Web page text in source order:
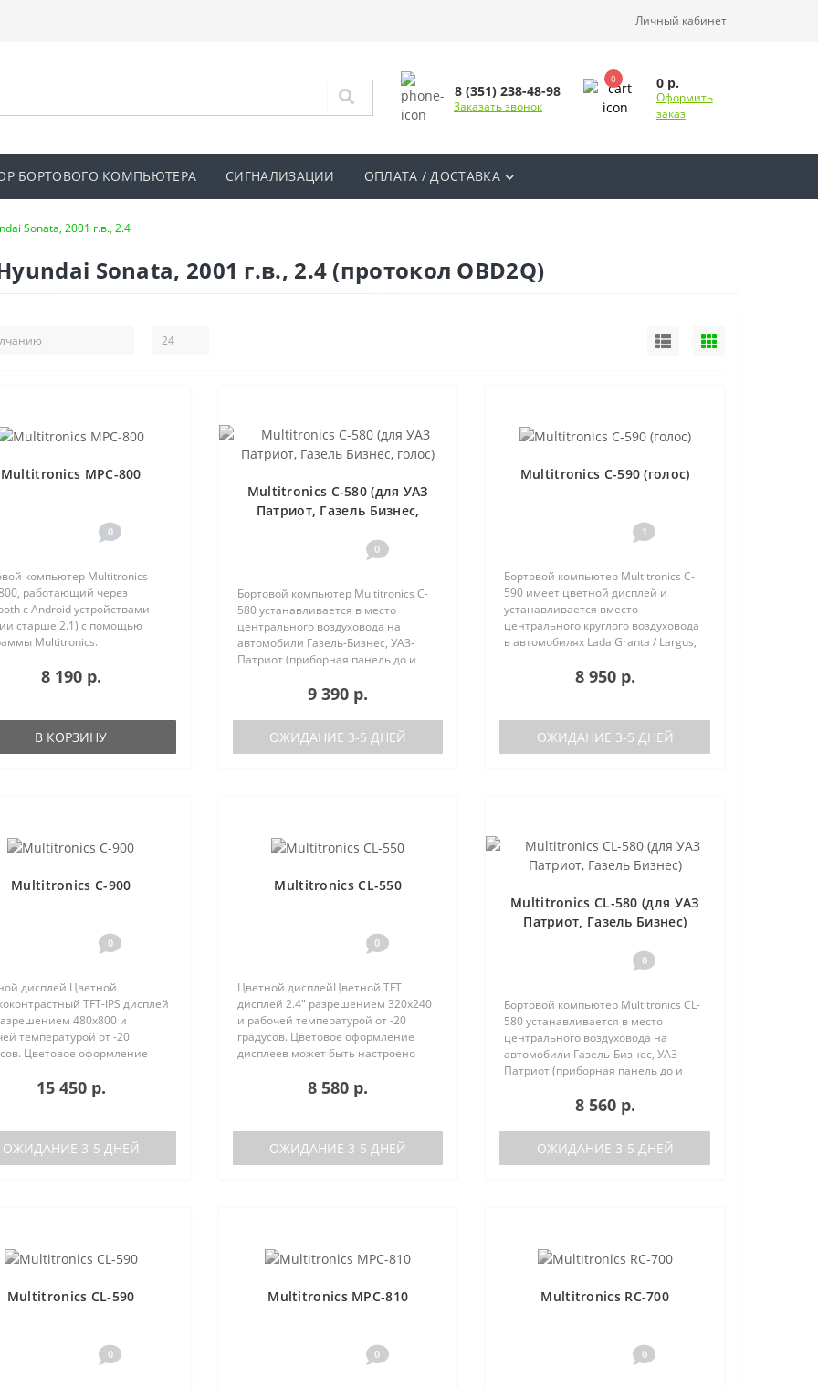
Личный кабинет
8 (351) 238-48-98
Заказать звонок
0 0 р.
Оформить
заказ
БОРТОВОГО КОМПЬЮТЕРА СИГНАЛИЗАЦИИ ОПЛАТА / ДОСТАВКА
Sonata, 2001 г.в., 2.4
Sonata, 2001 г.в., 2.4 (протокол OBD2Q)
Multitronics MPC-800
0
компьютер Multitronics
работающий через
с Android устройствами
старше 2.1) с помощью
Multitronics.
с диагностическими
Автономная работа..
8 190 р.
В КОРЗИНУ
Multitronics C-580 (для УАЗ
Патриот, Газель Бизнес,
0
Бортовой компьютер Multitronics C-
580 устанавливается в место
центрального воздуховода на
автомобили Газель-Бизнес, УАЗ-
Патриот (приборная панель до и
характеристики Голосовое
оповещение Поддержка двух баков
(подключ..
9 390 р.
ОЖИДАНИЕ 3-5 ДНЕЙ
Multitronics C-590 (голос)
1
Бортовой компьютер Multitronics C-
590 имеет цветной дисплей и
устанавливается вместо
центрального круглого воздуховода
в автомобилях Lada Granta / Largus,
Nissan Almera, на место
центральной вставки панели
8 950 р.
ОЖИДАНИЕ 3-5 ДНЕЙ
Multitronics C-900
0
дисплей Цветной
TFT-IPS дисплей
480х800 и
температурой от -20
Цветовое оформление
индивидуально (по
15 450 р.
ОЖИДАНИЕ 3-5 ДНЕЙ
Multitronics CL-550
0
Цветной дисплейЦветной TFT
дисплей 2.4" разрешением 320х240
и рабочей температурой от -20
градусов. Цветовое оформление
дисплеев может быть настроено
RGB каналам). Четыре
предустановленные цветовые
8 580 р.
ОЖИДАНИЕ 3-5 ДНЕЙ
Multitronics CL-580 (для УАЗ
Патриот, Газель Бизнес)
0
Бортовой компьютер Multitronics CL-
580 устанавливается в место
центрального воздуховода на
автомобили Газель-Бизнес, УАЗ-
Патриот (приборная панель до и
характеристики Поддержка двух
баков (подключается к двум
датчикам..
8 560 р.
ОЖИДАНИЕ 3-5 ДНЕЙ
Multitronics CL-590
0
Multitronics MPC-810
0
Multitronics RC-700
0